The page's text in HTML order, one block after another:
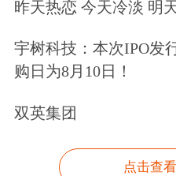
昨天热恋 今天冷淡 明
宇树科技：本次IPO发
购日为8月10日！
双英集团
点击查